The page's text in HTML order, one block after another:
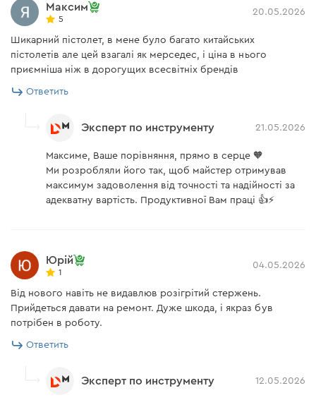
Максим
5
20.05.2026
Шикарний пістолет, в мене було багато китайських
пістолетів але цей взагалі як мерседес, і ціна в нього
приємніша ніж в дорогущих всесвітніх брендів
Ответить
Эксперт по инструменту 21.05.2026
Максиме, Ваше порівняння, прямо в серце 🧡
Ми розробляли його так, щоб майстер отримував
максимум задоволення від точності та надійності за
адекватну вартість. Продуктивної Вам праці 👍⚡️
Юрій
1
04.05.2026
Від нового навіть не видавлюв розігрітий стержень.
Прийдеться давати на ремонт. Дуже шкода, і якраз був
потрібен в роботу.
Ответить
Эксперт по инструменту 12.05.2026